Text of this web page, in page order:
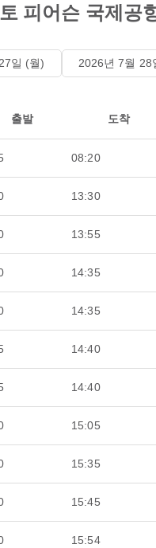
피어슨 국제공
일 (월) 2026년 7월 28
출발 도착
08:20
13:30
13:55
14:35
14:35
14:40
14:40
15:05
15:35
15:45
15:54